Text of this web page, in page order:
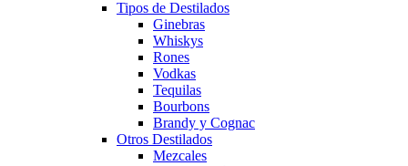
Tipos de Destilados
Ginebras
Whiskys
Rones
Vodkas
Tequilas
Bourbons
Brandy y Cognac
Otros Destilados
Mezcales